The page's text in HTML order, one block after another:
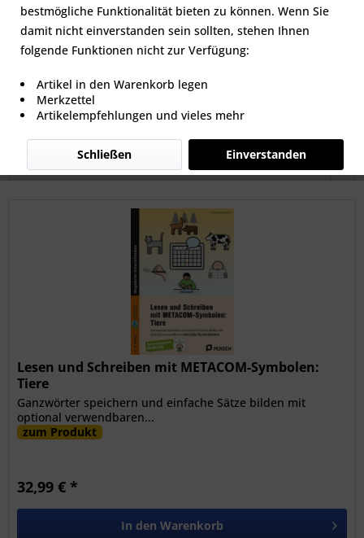
METACOM-Karten: Arbeitsmittel
Lesen und Schreiben mit METACOM-Symbolen:
Tiere
Ganzwörter speichern und einfache Sätze bilden mit
optional verwendbaren...
zum Produkt
32,99 € *
In den Warenkorb
bestmögliche Funktionalität bieten zu können. Wenn Sie
damit nicht einverstanden sein sollten, stehen Ihnen
folgende Funktionen nicht zur Verfügung:
Artikel in den Warenkorb legen
Merkzettel
Artikelempfehlungen und vieles mehr
Einverstanden
Schließen